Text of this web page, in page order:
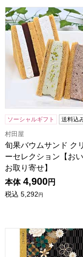
旬果バウムサンド ク
ソーシャルギフト 送料込
村田屋
旬果バウムサンド ク
ーセレクション【お
お取り寄せ】
本体 4,900円
税込 5,292円
澪[みお] 枇杷(びわ)【